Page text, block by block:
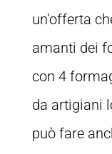
un’offerta
amanti dei
con 4
da artigiani
può fare